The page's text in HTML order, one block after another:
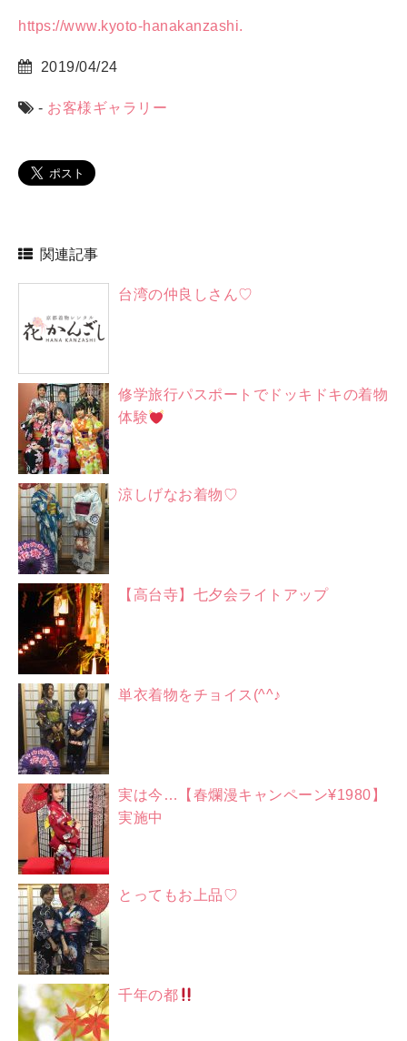
https://www.kyoto-hanakanzashi.
2019/04/24
- お客様ギャラリー
関連記事
台湾の仲良しさん♡
修学旅行パスポートでドッキドキの着物
体験
涼しげなお着物♡
【高台寺】七夕会ライトアップ
単衣着物をチョイス(^^♪
実は今…【春爛漫キャンペーン¥1980】
実施中
とってもお上品♡
千年の都